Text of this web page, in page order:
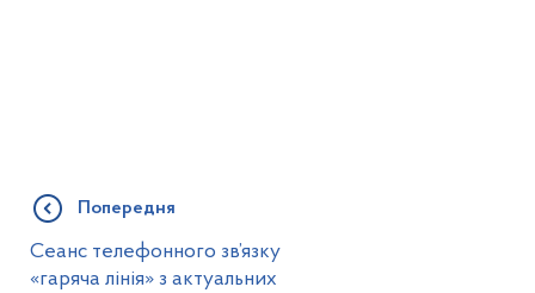
Попередня
Cеанс телефонного зв’язку
«гаряча лінія» з актуальних